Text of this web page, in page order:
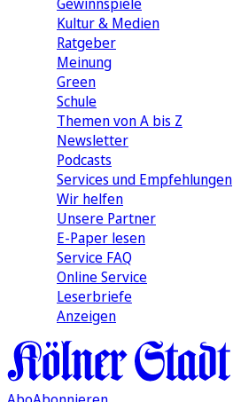
Kultur & Medien
Ratgeber
Meinung
Green
Schule
Themen von A bis Z
Newsletter
Podcasts
Services und Empfehlungen
Wir helfen
Unsere Partner
E-Paper lesen
Service FAQ
Online Service
Leserbriefe
Anzeigen